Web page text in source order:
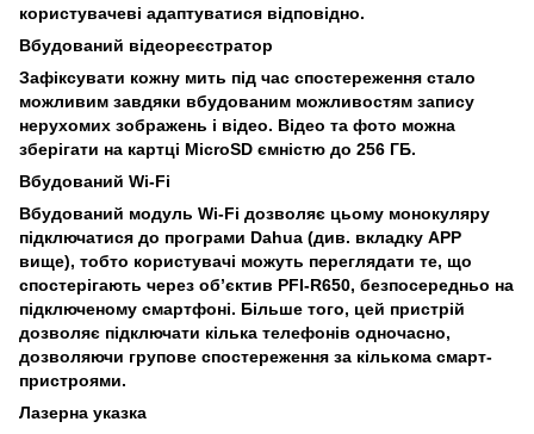
користувачеві адаптуватися відповідно.
Вбудований відеореєстратор
Зафіксувати кожну мить під час спостереження стало
можливим завдяки вбудованим можливостям запису
нерухомих зображень і відео. Відео та фото можна
зберігати на картці MicroSD ємністю до 256 ГБ.
Вбудований Wi-Fi
Вбудований модуль Wi-Fi дозволяє цьому монокуляру
підключатися до програми Dahua (див. вкладку APP
вище), тобто користувачі можуть переглядати те, що
спостерігають через об’єктив PFI-R650, безпосередньо на
підключеному смартфоні. Більше того, цей пристрій
дозволяє підключати кілька телефонів одночасно,
дозволяючи групове спостереження за кількома смарт-
пристроями.
Лазерна указка